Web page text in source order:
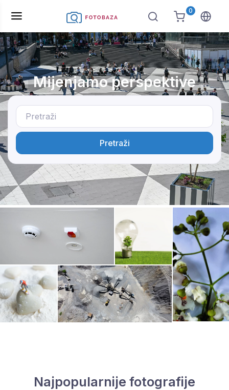
0
Mijenjamo perspektive
Pretraži
Najpopularnije fotografije